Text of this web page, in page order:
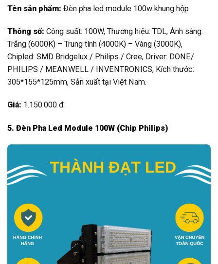
Tên sản phẩm: Đèn pha led module 100w khung hộp
Thông số: Công suất: 100W, Thương hiệu: TDL, Ánh sáng:
Trắng (6000K) – Trung tính (4000K) – Vàng (3000K),
Chipled: SMD Bridgelux / Philips / Cree, Driver: DONE/
PHILIPS / MEANWELL / INVENTRONICS, Kích thước:
305*155*125mm, Sản xuất tại Việt Nam.
Giá: 1.150.000 đ
5. Đèn Pha Led Module 100W (Chip Philips)